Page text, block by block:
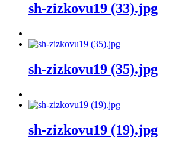
sh-zizkovu19 (33).jpg
sh-zizkovu19 (35).jpg
sh-zizkovu19 (19).jpg